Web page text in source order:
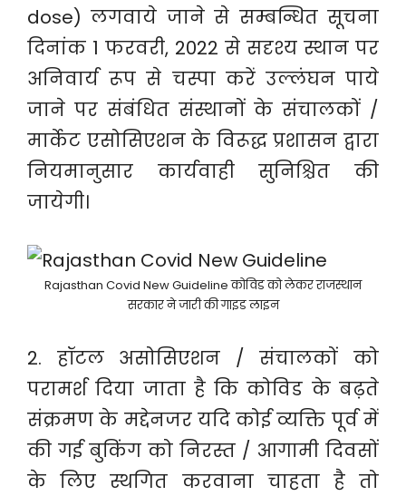
dose) लगवाये जाने से सम्बन्धित सूचना
दिनांक 1 फरवरी, 2022 से सदृश्य स्थान पर
अनिवार्य रूप से चस्पा करें उल्लंघन पाये
जाने पर संबंधित संस्थानों के संचालकों /
मार्केट एसोसिएशन के विरूद्ध प्रशासन द्वारा
नियमानुसार कार्यवाही सुनिश्चित की
जायेगी।
Rajasthan Covid New Guideline कोविड को लेकर राजस्थान
सरकार ने जारी की गाइड लाइन
2. हॉटल असोसिएशन / संचालकों को
परामर्श दिया जाता है कि कोविड के बढ़ते
संक्रमण के मद्देनजर यदि कोई व्यक्ति पूर्व में
की गई बुकिंग को निरस्त / आगामी दिवसों
के लिए स्थगित करवाना चाहता है तो